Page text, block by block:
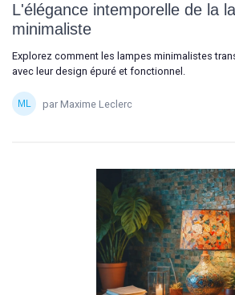
L'élégance intemporelle de la
minimaliste
Explorez comment les lampes minimalistes
avec leur design épuré et fonctionnel.
par Maxime Leclerc